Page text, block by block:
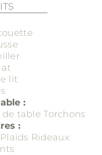
lit
:
de table Torchons
:
Plaids Rideaux